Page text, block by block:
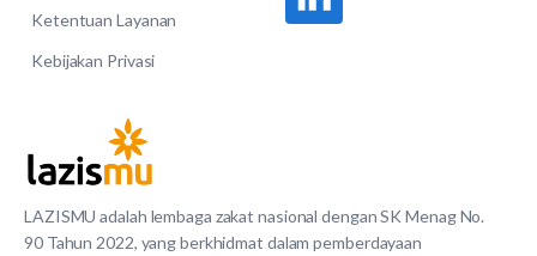
LAZISMU adalah lembaga zakat nasional dengan SK Menag No.
90 Tahun 2022, yang berkhidmat dalam pemberdayaan
Ketentuan Layanan
Kebijakan Privasi